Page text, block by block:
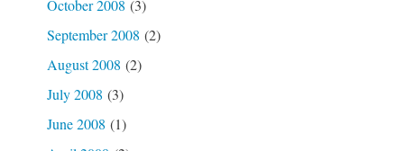
October 2008 (3)
September 2008 (2)
August 2008 (2)
July 2008 (3)
June 2008 (1)